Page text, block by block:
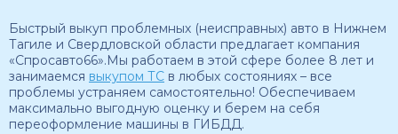
Быстрый выкуп проблемных (неисправных) авто в Нижнем
Тагиле и Свердловской области предлагает компания
«Спросавто66».Мы работаем в этой сфере более 8 лет и
занимаемся выкупом ТС в любых состояниях – все
проблемы устраняем самостоятельно! Обеспечиваем
максимально выгодную оценку и берем на себя
переоформление машины в ГИБДД.